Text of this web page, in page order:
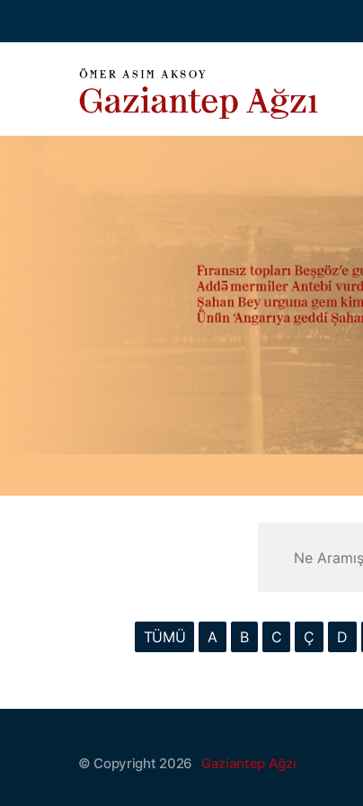
TÜMÜ A B C Ç D
© Copyright 2026 Gaziantep Ağzı